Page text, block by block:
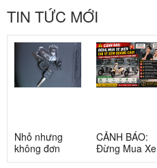
TIN TỨC MỚI
Nhỏ nhưng
không đơn
giản: Sự thật
CẢNH BÁO:
Đừng Mua Xe
Điện Chỉ Vì